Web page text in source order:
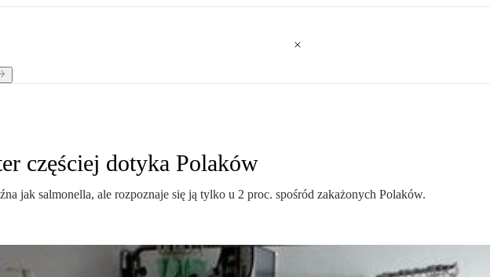
częściej dotyka Polaków
jak salmonella, ale rozpoznaje się ją tylko u 2 proc. spośród zakażonych Polaków.